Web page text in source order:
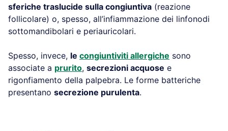
sferiche traslucide sulla congiuntiva (reazione
follicolare) o, spesso, all’infiammazione dei linfonodi
sottomandibolari e periauricolari.
Spesso, invece, le congiuntiviti allergiche sono
associate a prurito, secrezioni acquose e
rigonfiamento della palpebra. Le forme batteriche
presentano secrezione purulenta.